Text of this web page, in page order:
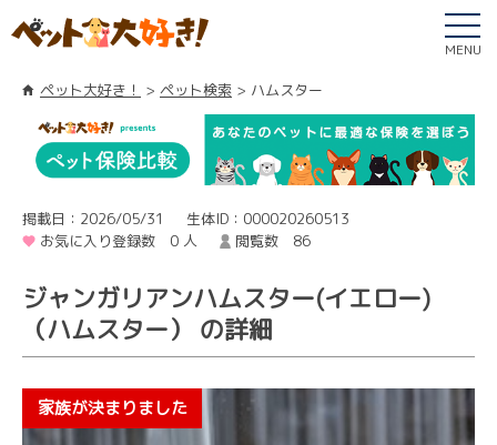
MENU
ペット大好き！ ペット検索 ハムスター
掲載日：2026/05/31
生体ID：000020260513
お気に入り登録数 0 人
閲覧数 86
ジャンガリアンハムスター(イエロー)
（ハムスター） の詳細